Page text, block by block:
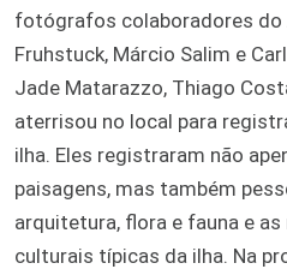
fotógrafos colaboradores do
Fruhstuck, Márcio Salim e
Jade Matarazzo, Thiago
aterrisou no local para
ilha. Eles registraram não
paisagens, mas também
arquitetura, flora e fauna e
culturais típicas da ilha. Na